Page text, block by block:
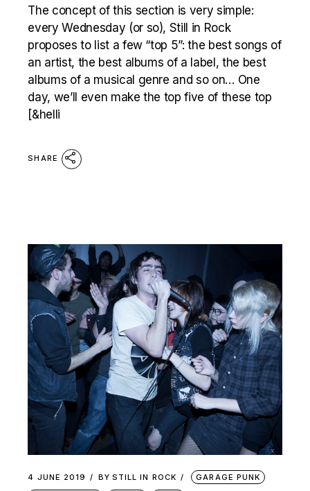
The concept of this section is very simple:
every Wednesday (or so), Still in Rock
proposes to list a few “top 5”: the best songs of
an artist, the best albums of a label, the best
albums of a musical genre and so on… One
day, we’ll even make the top five of these top
[&helli
SHARE
4 JUNE 2019 BY STILL IN ROCK
GARAGE PUNK